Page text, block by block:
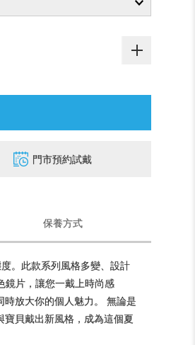
門市預約試戴
保養方式
。此款系列風格多變、設計
鏡片，讓您一戴上時尚感
放大你的個人魅力。 無論是
貝戴出新風格，成為這個夏